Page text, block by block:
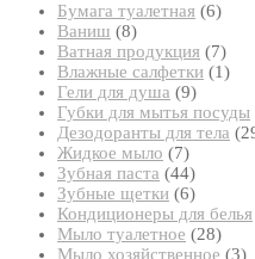
товара
Бумага туалетная 66
Ваниш 88
товаров
Ватная продукция 77
Влажные салфетки 11
Гели для душа 99
товаров
Губки для мытья посуды
Дезодоранты для тела
Жидкое мыло 77
товаров
Зубная паста 4444
товара
Зубные щетки 66
товаров
Кондиционеры для белья
Мыло туалетное 2828
Мыло хозяйственное 33